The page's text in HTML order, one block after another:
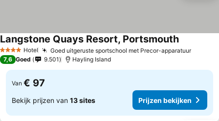
4 SterrenHotel Goed uitgeruste sportschool met Precor-apparatuur
Langstone Quays Resort, Portsmouth
7,6 Goed 9.501 Hayling Island
Van € 97
Bekijk prijzen van 13 sites Prijzen bekijken